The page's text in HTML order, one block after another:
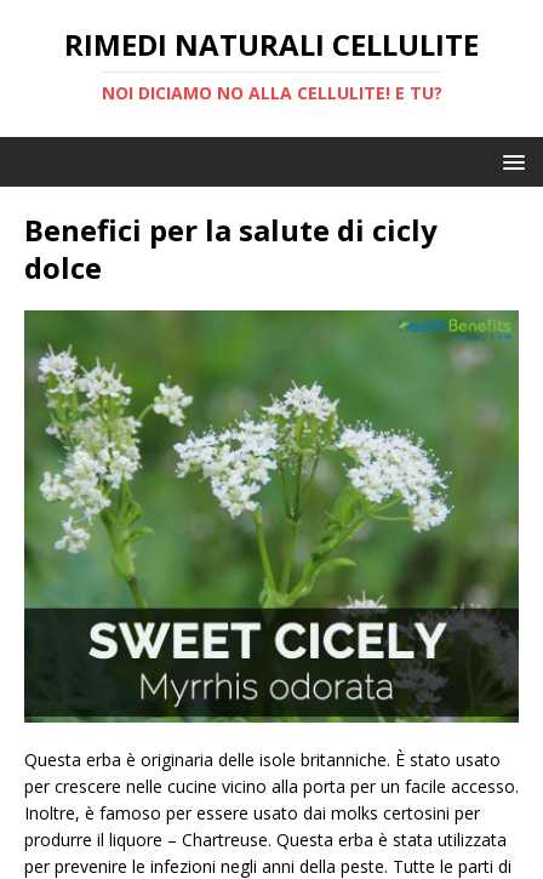
RIMEDI NATURALI CELLULITE
NOI DICIAMO NO ALLA CELLULITE! E TU?
Benefici per la salute di cicly
dolce
Questa erba è originaria delle isole britanniche. È stato usato
per crescere nelle cucine vicino alla porta per un facile accesso.
Inoltre, è famoso per essere usato dai molks certosini per
produrre il liquore – Chartreuse. Questa erba è stata utilizzata
per prevenire le infezioni negli anni della peste. Tutte le parti di